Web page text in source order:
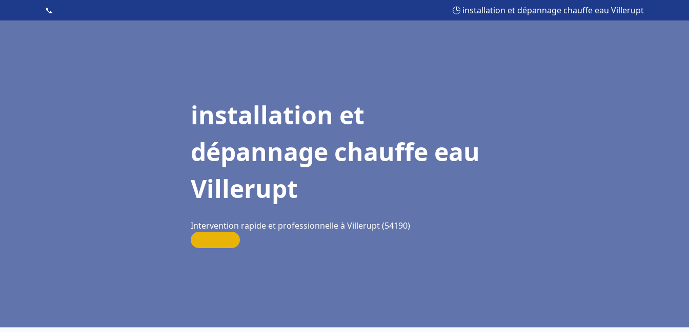
📞 🕒 installation et dépannage chauffe eau Villerupt
installation et
dépannage chauffe eau
Villerupt
Intervention rapide et professionnelle à Villerupt (54190)